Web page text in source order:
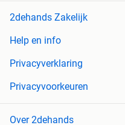
2dehands Zakelijk
Help en info
Privacyverklaring
Privacyvoorkeuren
Over 2dehands